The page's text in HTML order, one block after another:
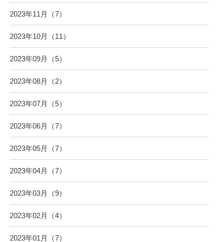
2023年11月（7）
2023年10月（11）
2023年09月（5）
2023年08月（2）
2023年07月（5）
2023年06月（7）
2023年05月（7）
2023年04月（7）
2023年03月（9）
2023年02月（4）
2023年01月（7）